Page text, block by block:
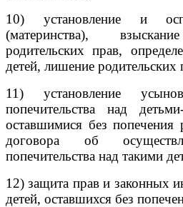
10) установление и
(материнства),
родительских прав,
детей, лишение родительских
11) установление
попечительства над
оставшимися без попечения
договора об
попечительства над такими
12) защита прав и законных
детей, оставшихся без